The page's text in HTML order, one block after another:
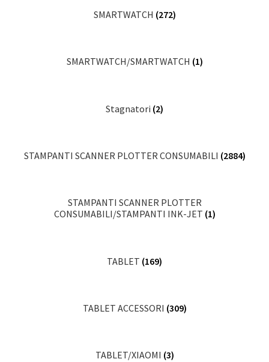
SMARTWATCH (272)
SMARTWATCH/SMARTWATCH (1)
Stagnatori (2)
STAMPANTI SCANNER PLOTTER CONSUMABILI (2884)
STAMPANTI SCANNER PLOTTER
CONSUMABILI/STAMPANTI INK-JET (1)
TABLET (169)
TABLET ACCESSORI (309)
TABLET/XIAOMI (3)